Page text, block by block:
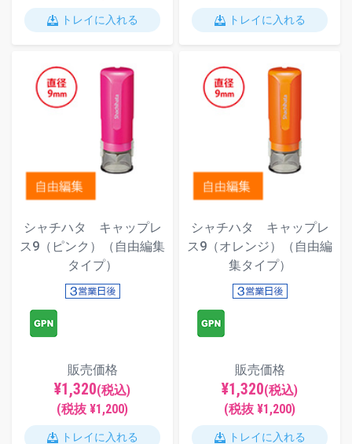
トレイに入れる トレイに入れる
シャチハタ キャップレ
ス9（ピンク）（自由編集
タイプ）
販売価格
¥1,320(税込)
(税抜 ¥1,200)
トレイに入れる
シャチハタ キャップレ
ス9（オレンジ）（自由編
集タイプ）
販売価格
¥1,320(税込)
(税抜 ¥1,200)
トレイに入れる